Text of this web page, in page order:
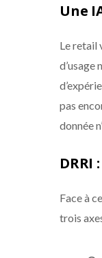
Une
Le retail
d’usage
pas
donnée
Face à
trois